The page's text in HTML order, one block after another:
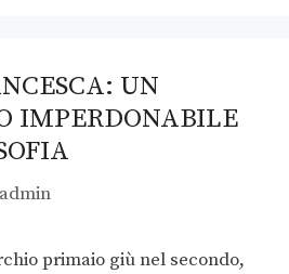
UN
IMPERDONABILE
admin
primaio giù nel secondo,